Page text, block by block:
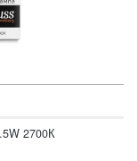
2700К